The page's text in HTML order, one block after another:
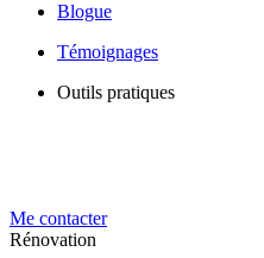
Blogue
Témoignages
Outils pratiques
Me contacter
Rénovation